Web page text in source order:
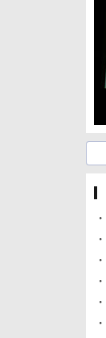
・
・
・
・
・
・